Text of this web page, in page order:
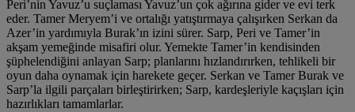
Peri’nin Yavuz’u suçlaması Yavuz’un çok ağırına gider ve evi terk
eder. Tamer Meryem’i ve ortalığı yatıştırmaya çalışırken Serkan da
Azer’in yardımıyla Burak’ın izini sürer. Sarp, Peri ve Tamer’in
akşam yemeğinde misafiri olur. Yemekte Tamer’in kendisinden
şüphelendiğini anlayan Sarp; planlarını hızlandırırken, tehlikeli bir
oyun daha oynamak için harekete geçer. Serkan ve Tamer Burak ve
Sarp’la ilgili parçaları birleştirirken; Sarp, kardeşleriyle kaçışları için
hazırlıkları tamamlarlar.